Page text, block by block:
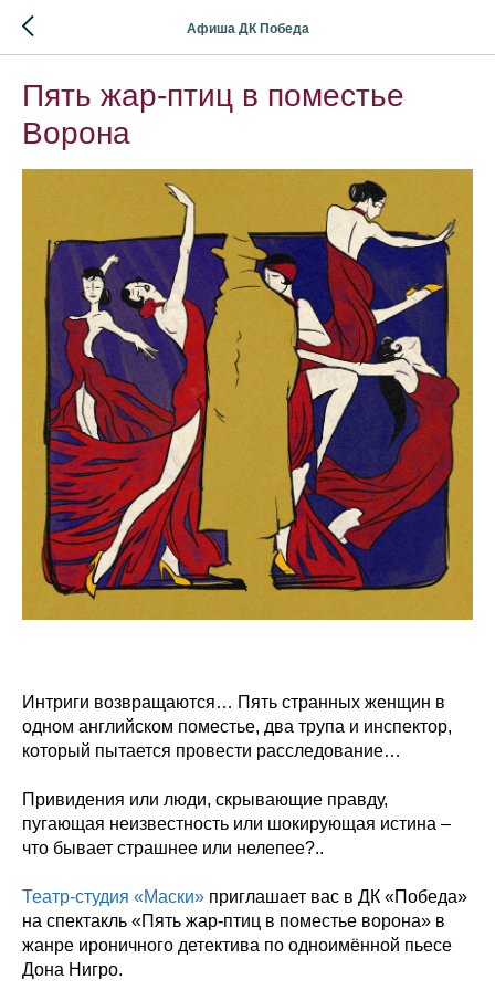
Афиша ДК Победа
Пять жар-птиц в поместье
Ворона
Интриги возвращаются… Пять странных женщин в
одном английском поместье, два трупа и инспектор,
который пытается провести расследование…
Привидения или люди, скрывающие правду,
пугающая неизвестность или шокирующая истина –
что бывает страшнее или нелепее?..
Театр-студия «Маски» приглашает вас в ДК «Победа»
на спектакль «Пять жар-птиц в поместье ворона» в
жанре ироничного детектива по одноимённой пьесе
Дона Нигро.